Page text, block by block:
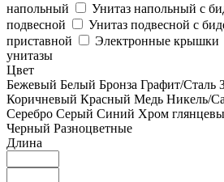
напольный
Унитаз напольный с
подвесной
Унитаз подвесной с
приставной
Электронные крышки
унитазы
Цвет
Бежевый Белый Бронза Графит/Сталь
Коричневый Красный Медь Никель/
Серебро Серый Синий Хром
Черный Разноцветные
Длина